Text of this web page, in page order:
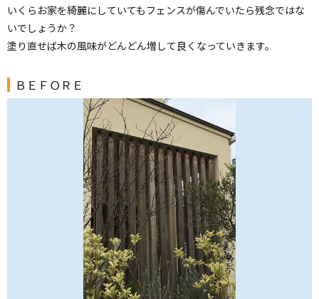
いくらお家を綺麗にしていてもフェンスが傷んでいたら残念ではな
いでしょうか？
塗り直せば木の風味がどんどん増して良くなっていきます。
ＢＥＦＯＲＥ